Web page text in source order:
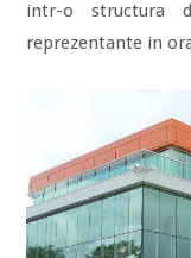
intr-o structura
reprezentante in